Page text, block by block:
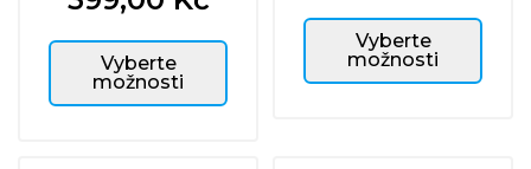
Vyberte
možnosti
Vyberte
možnosti